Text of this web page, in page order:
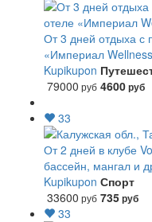
От 3 дней отдыха с
«Империал
Kupikupon
79000 руб 4600руб
33
От 2 дней в клубе
бассейн, мангал и
Kupikupon Спорт
33600 руб 735руб
33